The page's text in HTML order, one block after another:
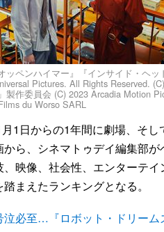
ッペンハイマー』『インサイド・ヘ
Pictures. All Rights Reserved.
製作委員会 (C) 2023 Arcadia Motion
du Worso SARL
1日からの1年間に劇場、そ
から、シネマトゥデイ編集部
、映像、社会性、エンターテ
まえたランキングとなる。
泣必至…『ロボット・ドリー